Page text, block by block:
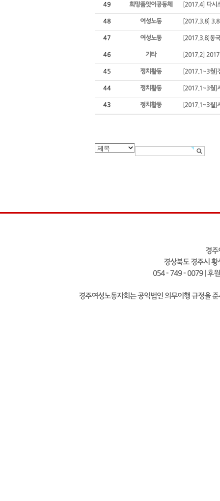
49 희망품앗이공동체 [2017.4] 다시
48 여성노동 [2017.3.8]
47 여성노동 [2017.3.8]동
46 기타 [2017.2]
45 정치활동 [2017.1~3월]
44 정치활동 [2017.1~3월]
43 정치활동 [2017.1~3월]
경주
경상북도 경주시
054 - 749 - 0079 | 후
경주여성노동자회는 공익법인 의무이행 규정을